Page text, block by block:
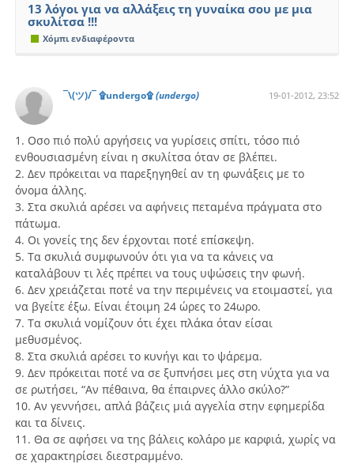
13 λόγοι για να αλλάξεις τη γυναίκα σου με μια
σκυλίτσα !!!
Χόμπι ενδιαφέροντα
¯\(ツ)/¯ ۩undergo۩(undergo) 19-01-2012, 23:52
1. Οσο πιό πολύ αργήσεις να γυρίσεις σπίτι, τόσο πιό
ενθουσιασμένη είναι η σκυλίτσα όταν σε βλέπει.
2. Δεν πρόκειται να παρεξηγηθεί αν τη φωνάξεις με το
όνομα άλλης.
3. Στα σκυλιά αρέσει να αφήνεις πεταμένα πράγματα στο
πάτωμα.
4. Οι γονείς της δεν έρχονται ποτέ επίσκεψη.
5. Τα σκυλιά συμφωνούν ότι για να τα κάνεις να
καταλάβουν τι λές πρέπει να τους υψώσεις την φωνή.
6. Δεν χρειάζεται ποτέ να την περιμένεις να ετοιμαστεί, για
να βγείτε έξω. Είναι έτοιμη 24 ώρες το 24ωρο.
7. Τα σκυλιά νομίζουν ότι έχει πλάκα όταν είσαι
μεθυσμένος.
8. Στα σκυλιά αρέσει το κυνήγι και το ψάρεμα.
9. Δεν πρόκειται ποτέ να σε ξυπνήσει μες στη νύχτα για να
σε ρωτήσει, “Αν πέθαινα, θα έπαιρνες άλλο σκύλο?”
10. Αν γεννήσει, απλά βάζεις μιά αγγελία στην εφημερίδα
και τα δίνεις.
11. Θα σε αφήσει να της βάλεις κολάρο με καρφιά, χωρίς να
σε χαρακτηρίσει διεστραμμένο.